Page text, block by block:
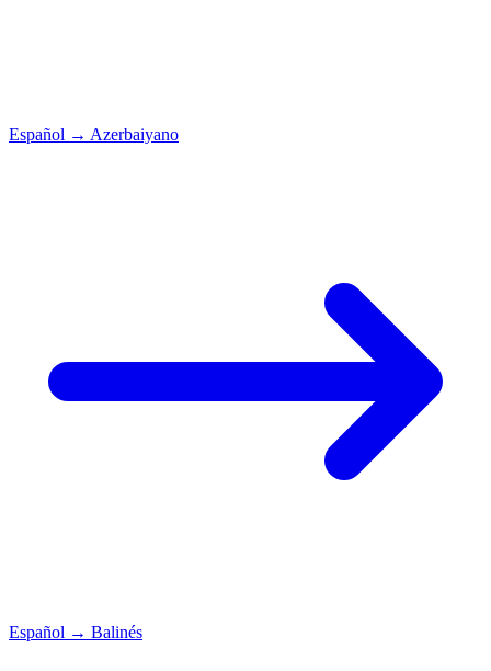
Español → Azerbaiyano
Español → Balinés